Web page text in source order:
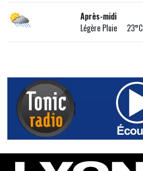
Après-midi
Légère Pluie 23°C